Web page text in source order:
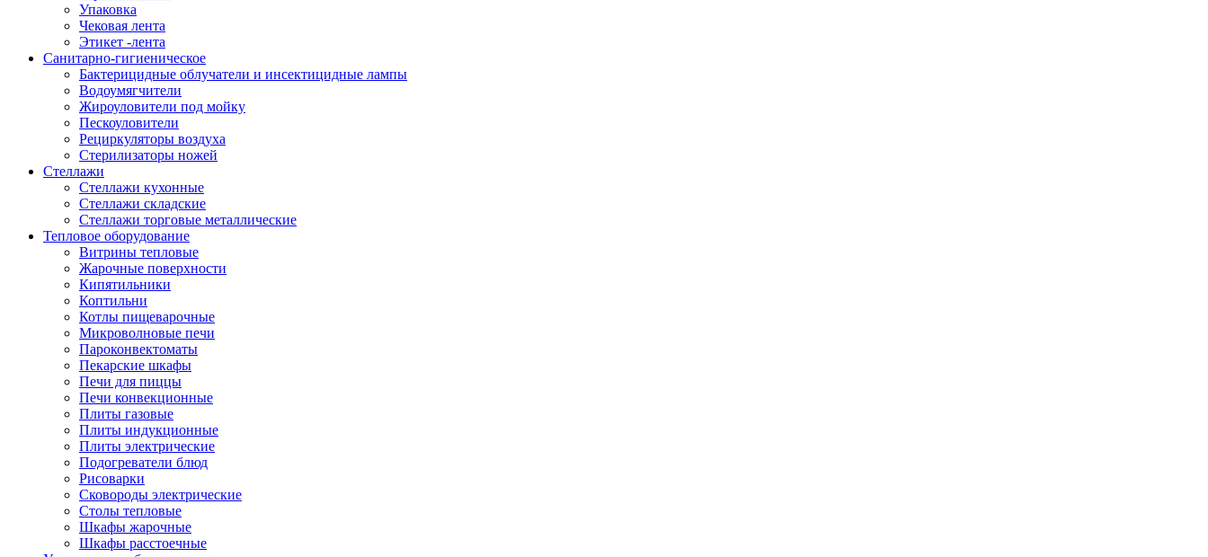
Упаковка
Чековая лента
Этикет -лента
Санитарно-гигиеническое
Бактерицидные облучатели и инсектицидные лампы
Водоумягчители
Жироуловители под мойку
Пескоуловители
Рециркуляторы воздуха
Стерилизаторы ножей
Стеллажи
Стеллажи кухонные
Стеллажи складские
Стеллажи торговые металлические
Тепловое оборудование
Витрины тепловые
Жарочные поверхности
Кипятильники
Коптильни
Котлы пищеварочные
Микроволновые печи
Пароконвектоматы
Пекарские шкафы
Печи для пиццы
Печи конвекционные
Плиты газовые
Плиты индукционные
Плиты электрические
Подогреватели блюд
Рисоварки
Сковороды электрические
Столы тепловые
Шкафы жарочные
Шкафы расстоечные